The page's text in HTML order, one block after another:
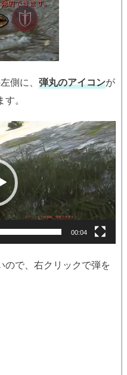
側に、 弾丸のアイコンが
。
00:04
ので、右クリックで弾を